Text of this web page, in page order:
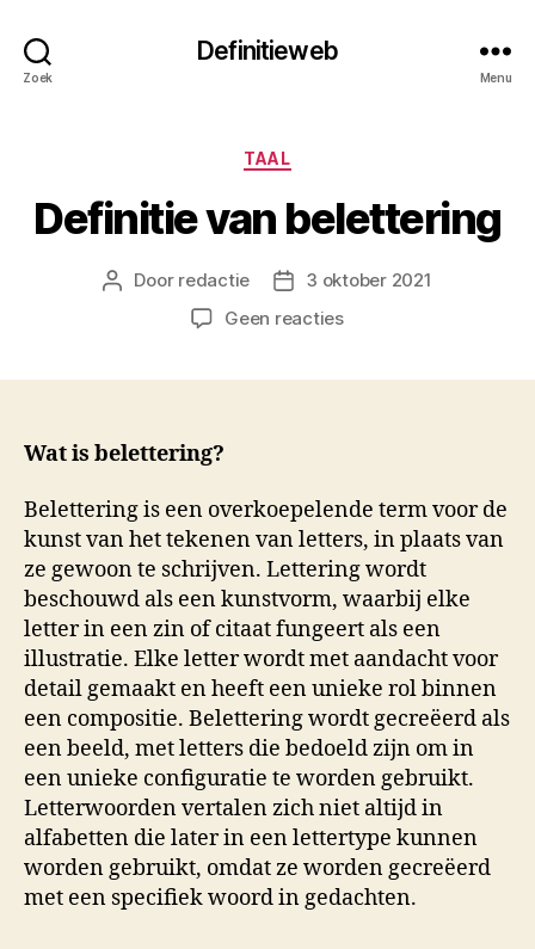
Zoek
Definitieweb
Menu
Categorieën
TAAL
Definitie van belettering
Berichtauteur
Door redactie Berichtdatum
3 oktober 2021
Geen reactiesop
Wat is belettering?
Belettering is een overkoepelende term voor de
kunst van het tekenen van letters, in plaats van
ze gewoon te schrijven. Lettering wordt
beschouwd als een kunstvorm, waarbij elke
letter in een zin of citaat fungeert als een
illustratie. Elke letter wordt met aandacht voor
detail gemaakt en heeft een unieke rol binnen
een compositie. Belettering wordt gecreëerd als
een beeld, met letters die bedoeld zijn om in
een unieke configuratie te worden gebruikt.
Letterwoorden vertalen zich niet altijd in
alfabetten die later in een lettertype kunnen
worden gebruikt, omdat ze worden gecreëerd
met een specifiek woord in gedachten.